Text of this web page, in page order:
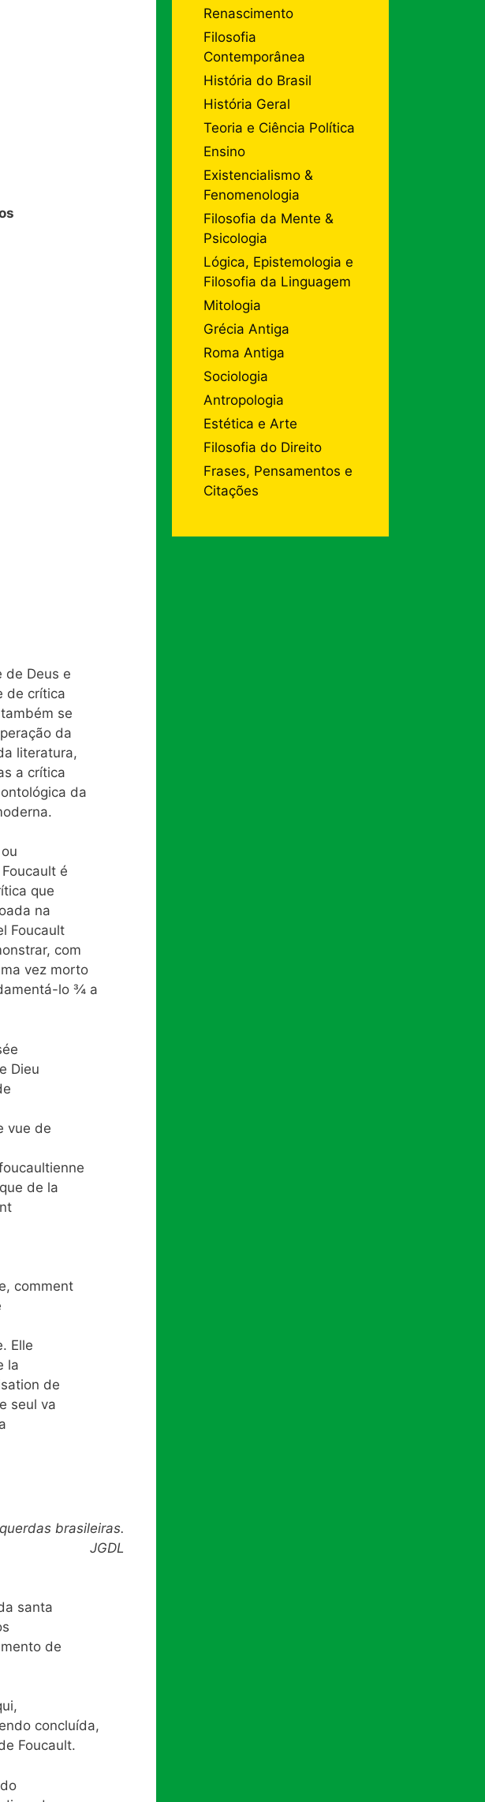
de Deus e
de crítica
se
da
literatura,
a crítica
da
é
que
na
Foucault
com
vez morto
lo ¾ a
Dieu
vue de
de la
comment
Elle
la
de
seul va
brasileiras.
JGDL
santa
de
concluída,
Foucault.
Renascimento
Filosofia
Contemporânea
História do Brasil
História Geral
Teoria e Ciência Política
Ensino
Existencialismo &
Fenomenologia
Filosofia da Mente &
Psicologia
Lógica, Epistemologia e
Filosofia da Linguagem
Mitologia
Grécia Antiga
Roma Antiga
Sociologia
Antropologia
Estética e Arte
Filosofia do Direito
Frases, Pensamentos e
Citações